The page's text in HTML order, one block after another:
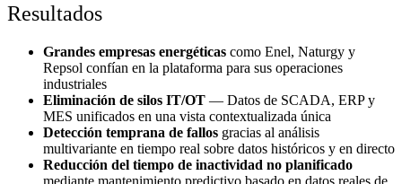
Resultados
Grandes empresas energéticas como Enel, Naturgy y
Repsol confían en la plataforma para sus operaciones
industriales
Eliminación de silos IT/OT — Datos de SCADA, ERP y
MES unificados en una vista contextualizada única
Detección temprana de fallos gracias al análisis
multivariante en tiempo real sobre datos históricos y en directo
Reducción del tiempo de inactividad no planificado
mediante mantenimiento predictivo basado en datos reales de